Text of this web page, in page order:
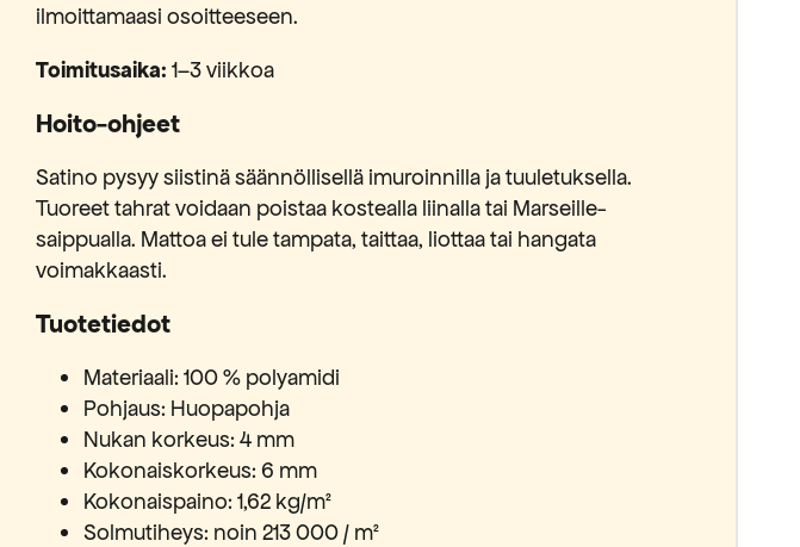
ilmoittamaasi osoitteeseen.
Toimitusaika: 1–3 viikkoa
Hoito-ohjeet
Satino pysyy siistinä säännöllisellä imuroinnilla ja tuuletuksella.
Tuoreet tahrat voidaan poistaa kostealla liinalla tai Marseille-
saippualla. Mattoa ei tule tampata, taittaa, liottaa tai hangata
voimakkaasti.
Tuotetiedot
Materiaali: 100 % polyamidi
Pohjaus: Huopapohja
Nukan korkeus: 4 mm
Kokonaiskorkeus: 6 mm
Kokonaispaino: 1,62 kg/m²
Solmutiheys: noin 213 000 / m²